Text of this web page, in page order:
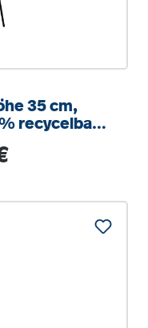
35 cm,
recycelbar,